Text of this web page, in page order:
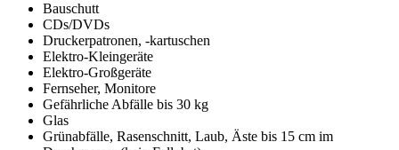
Bauschutt
CDs/DVDs
Druckerpatronen, -kartuschen
Elektro-Kleingeräte
Elektro-Großgeräte
Fernseher, Monitore
Gefährliche Abfälle bis 30 kg
Glas
Grünabfälle, Rasenschnitt, Laub, Äste bis 15 cm im